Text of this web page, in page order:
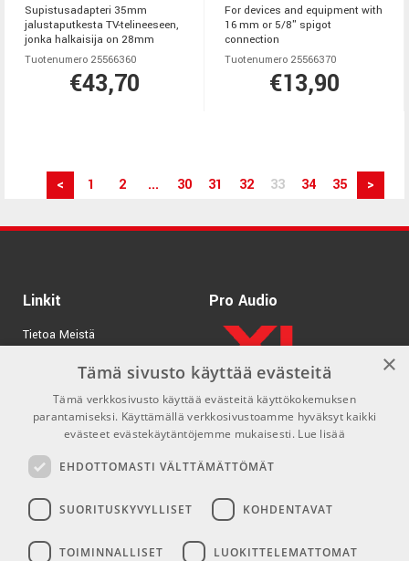
Supistusadapteri 35mm
jalustaputkesta TV-telineeseen,
jonka halkaisija on 28mm
Tuotenumero 25566360
€43,70
For devices and equipment with
16 mm or 5/8" spigot
connection
Tuotenumero 25566370
€13,90
< 1 2 ... 30 31 32 33 34 35 >
Linkit
Tietoa Meistä
Tuotemerkit
Kirjaudu
GDPR & Cookies
Myyntiehdot
Pro Audio
Yhteys
info@emnordic.fi
Sosiaaliset mediat
Facebook
×
Tämä sivusto käyttää evästeitä
Tämä verkkosivusto käyttää evästeitä käyttökokemuksen
parantamiseksi. Käyttämällä verkkosivustoamme hyväksyt kaikki
evästeet evästekäytäntöjemme mukaisesti. Lue lisää
EHDOTTOMASTI VÄLTTÄMÄTTÖMÄT
SUORITUSKYVYLLISET KOHDENTAVAT
TOIMINNALLISET LUOKITTELEMATTOMAT